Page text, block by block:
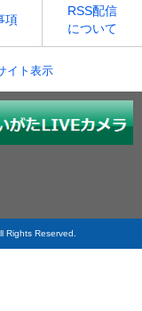
項
RSS配信
について
イト表示
Rights Reserved.